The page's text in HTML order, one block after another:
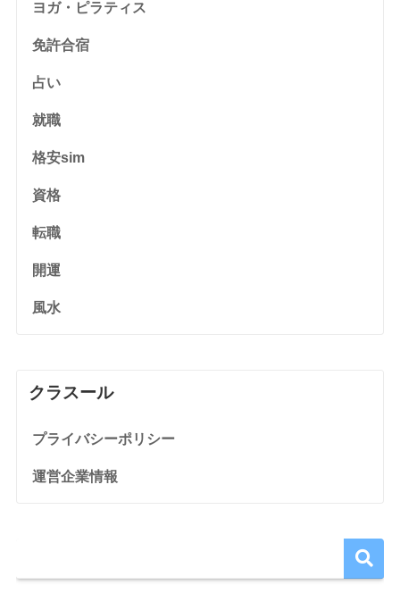
ヨガ・ピラティス
免許合宿
占い
就職
格安sim
資格
転職
開運
風水
クラスール
プライバシーポリシー
運営企業情報